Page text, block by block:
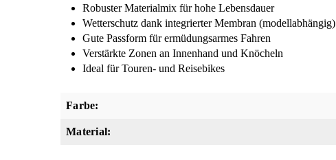
Robuster Materialmix für hohe Lebensdauer
Wetterschutz dank integrierter Membran (modellabhängig)
Gute Passform für ermüdungsarmes Fahren
Verstärkte Zonen an Innenhand und Knöcheln
Ideal für Touren- und Reisebikes
Farbe:
Material: